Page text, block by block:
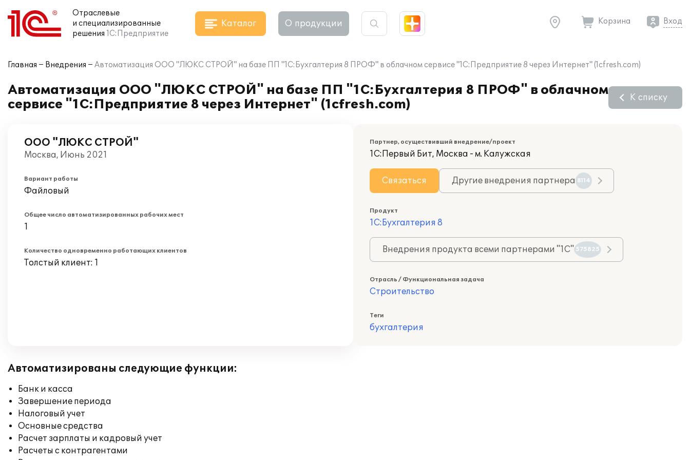
Отраслевые
и специализированные
решения 1С:Предприятие
Каталог О продукции Корзина Вход
Главная Внедрения Автоматизация OOO "ЛЮКС СТРОЙ" на базе ПП "1С:Бухгалтерия 8 ПРОФ" в облачном сервисе "1С:Предприятие 8 через Интернет" (1cfresh.com)
Автоматизация OOO "ЛЮКС СТРОЙ" на базе ПП "1С:Бухгалтерия 8 ПРОФ" в облачном
сервисе "1С:Предприятие 8 через Интернет" (1cfresh.com)
К списку
ООО "ЛЮКС СТРОЙ"
Москва, Июнь 2021
Вариант работы
Файловый
Общее число автоматизированных рабочих мест
1
Количество одновременно работающих клиентов
Толстый клиент: 1
Партнер, осуществивший внедрение/проект
1С:Первый Бит, Москва - м. Калужская
Связаться Другие внедрения партнера 8114
Продукт
1С:Бухгалтерия 8
Внедрения продукта всеми партнерами "1С" 575825
Отрасль / Функциональная задача
Строительство
Теги
бухгалтерия
Автоматизированы следующие функции:
Банк и касса
Завершение периода
Налоговый учет
Основные средства
Расчет зарплаты и кадровый учет
Расчеты с контрагентами